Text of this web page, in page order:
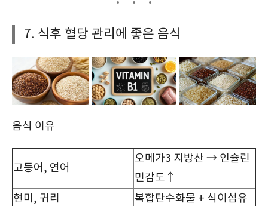
7. 식후 혈당 관리에 좋은 음식
음식 이유
고등어, 연어
오메가3 지방산 → 인슐린
민감도↑
현미, 귀리
복합탄수화물 + 식이섬유